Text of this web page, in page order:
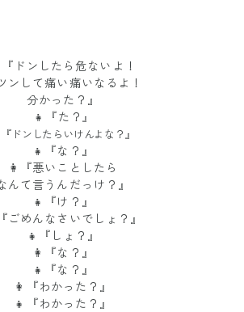
『ドンしたら危ないよ！
ンして痛い痛いなるよ！
分かった？』
👧『た？ 』
『ドンしたらいけんよな？』
👧『な？』
👩『悪いことしたら
んて言うんだっけ？』
👧『け？』
ごめんなさいでしょ？』
👧『しょ？』
👩『な？』
👧『な？』
👩『わかった？』
👧『わかった？』